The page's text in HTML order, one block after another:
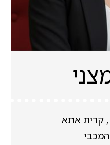
, קרית אתא